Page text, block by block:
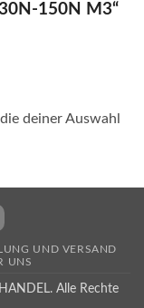
150N M3“
deiner Auswahl
UND VERSAND
UNS
Alle Rechte